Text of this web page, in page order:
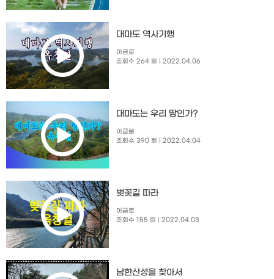
대마도 역사기행
이금로
조회수 264 회
| 2022.04.06
대마도는 우리 땅인가?
이금로
조회수 390 회
| 2022.04.04
벚꽃길 따라
이금로
조회수 155 회
| 2022.04.03
남한산성을 찾아서